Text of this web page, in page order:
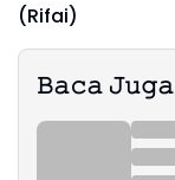
(Rifai)
𝙱𝚊𝚌𝚊 𝙹𝚞𝚐𝚊